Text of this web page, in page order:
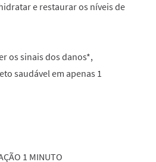
e restaurar os níveis de
os sinais dos danos*,
saudável em apenas 1